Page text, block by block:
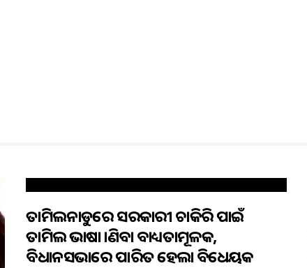
ତାମିଲନାଡୁରେ ସରକାରୀ ଚାକିରି ପାଇଁ
ତାମିଲ ଭାଷା ଜାଣିବା ବାଧ୍ୟତାମୂଳକ,
ବିଧାନସଭାରେ ପାରିତ ହେଲା ବିଧେୟକ